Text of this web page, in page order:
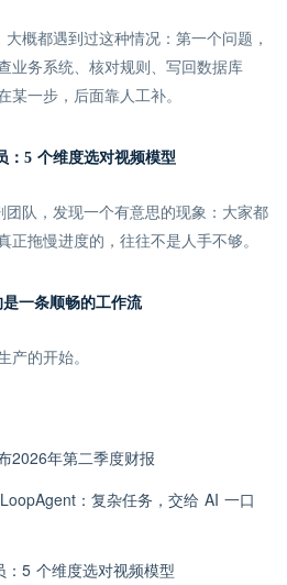
概都遇到过这种情况：第一个问题，
业务系统、核对规则、写回数据库
一步，后面靠人工补。
5 个维度选对视频模型
队，发现一个有意思的现象：大家都
拖慢进度的，往往不是人手不够。
一条顺畅的工作流
的开始。
2026年第二季度财报
：复杂任务，交给 AI 一口
5 个维度选对视频模型